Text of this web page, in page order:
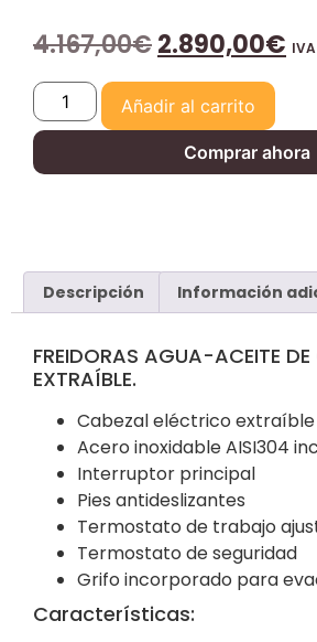
4.167,00€2.890,00€
Añadir al carrito
Comprar ahora
Descripción Información
FREIDORAS AGUA-ACEITE
EXTRAÍBLE.
Cabezal eléctrico
Acero inoxidable AISI304
Interruptor principal
Pies antideslizantes
Termostato de trabajo
Termostato de seguridad
Grifo incorporado para
Características: